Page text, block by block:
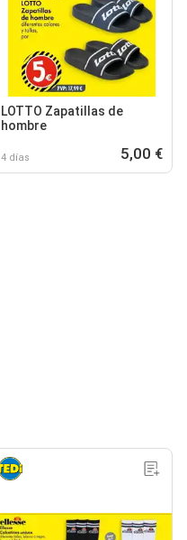
LOTTO Zapatillas de
hombre
4 días 5,00 €